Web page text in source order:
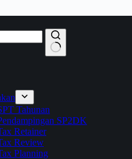
Tahunan
SP2DK
Retainer
Review
Planning